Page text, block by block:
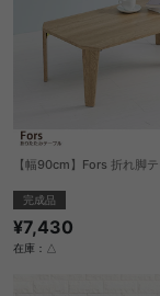
【幅90cm】Fors 折れ脚
完成品
¥7,430
在庫：△